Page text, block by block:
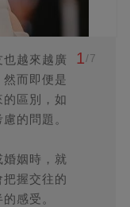
越來越廣
而即便是
區別，如
的問題。
婚姻時，就
握交往的
感受。
1/7